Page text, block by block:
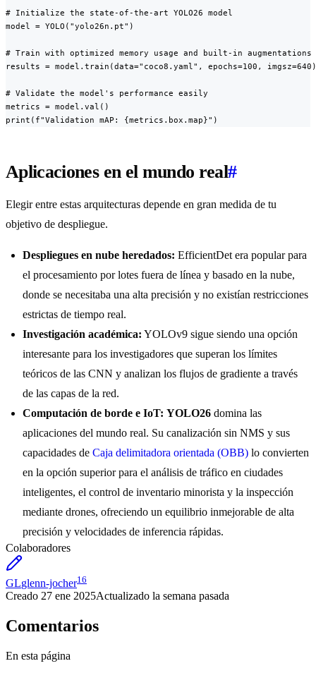
# Initialize the state-of-the-art YOLO26 model
model = YOLO("yolo26n.pt")
# Train with optimized memory usage and built-in augmentations
results = model.train(data="coco8.yaml", epochs=100, imgsz=640)
# Validate the model's performance easily
metrics = model.val()
print(f"Validation mAP: {metrics.box.map}")
Aplicaciones en el mundo real#
Elegir entre estas arquitecturas depende en gran medida de tu
objetivo de despliegue.
Despliegues en nube heredados: EfficientDet era popular para
el procesamiento por lotes fuera de línea y basado en la nube,
donde se necesitaba una alta precisión y no existían restricciones
estrictas de tiempo real.
Investigación académica: YOLOv9 sigue siendo una opción
interesante para los investigadores que superan los límites
teóricos de las CNN y analizan los flujos de gradiente a través
de las capas de la red.
Computación de borde e IoT: YOLO26 domina las
aplicaciones del mundo real. Su canalización sin NMS y sus
capacidades de Caja delimitadora orientada (OBB) lo convierten
en la opción superior para el análisis de tráfico en ciudades
inteligentes, el control de inventario minorista y la inspección
mediante drones, ofreciendo un equilibrio inmejorable de alta
precisión y velocidades de inferencia rápidas.
Colaboradores
GLglenn-jocher16
Creado 27 ene 2025Actualizado la semana pasada
Comentarios
En esta página